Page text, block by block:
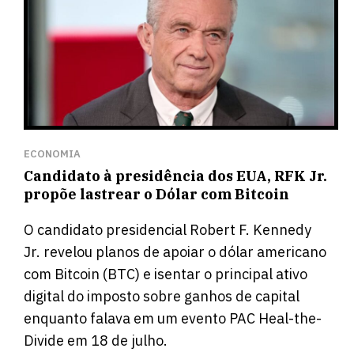
ECONOMIA
Candidato à presidência dos EUA, RFK Jr.
propõe lastrear o Dólar com Bitcoin
O candidato presidencial Robert F. Kennedy
Jr. revelou planos de apoiar o dólar americano
com Bitcoin (BTC) e isentar o principal ativo
digital do imposto sobre ganhos de capital
enquanto falava em um evento PAC Heal-the-
Divide em 18 de julho.